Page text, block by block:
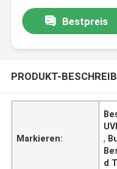
Bestpreis
PRODUKT-
Markieren:
,
d